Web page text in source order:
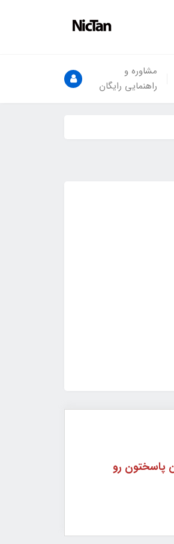
مشاوره و
راهنمایی رایگان
ترین زمان ممکن پاسختون رو